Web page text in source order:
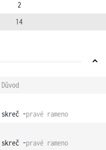
2
14
Důvod
skreč -pravé rameno
skreč -pravé rameno